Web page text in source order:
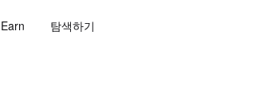
Earn 탐색하기